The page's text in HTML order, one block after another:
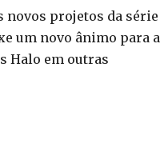
novos projetos da série
um novo ânimo para a
Halo em outras